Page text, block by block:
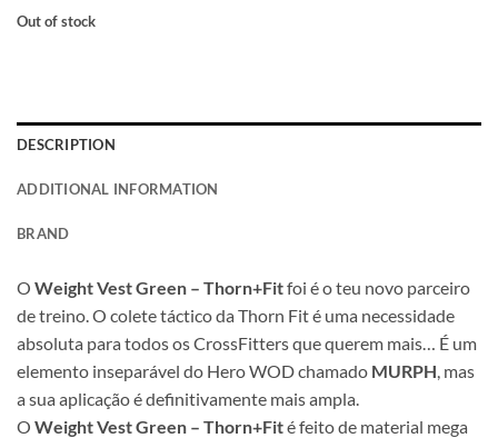
Out of stock
DESCRIPTION
ADDITIONAL INFORMATION
BRAND
O Weight Vest Green – Thorn+Fitfoi é o teu novo parceiro
de treino. O colete táctico da Thorn Fit é uma necessidade
absoluta para todos os CrossFitters que querem mais… É um
elemento inseparável do Hero WOD chamado MURPH , mas
a sua aplicação é definitivamente mais ampla.
O Weight Vest Green – Thorn+Fité feito de material mega